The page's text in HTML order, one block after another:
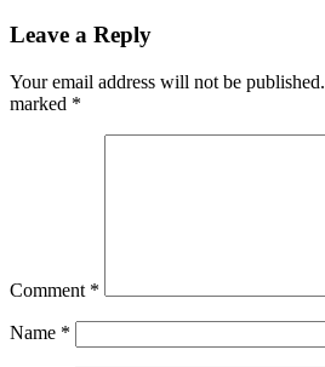
Leave a Reply
Your email address will not be published.
marked *
Comment *
Name *